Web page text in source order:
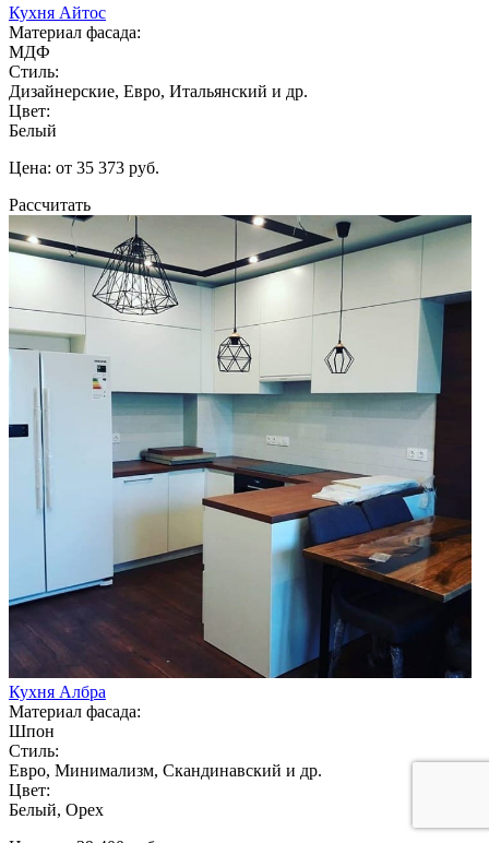
Кухня Айтос
Материал фасада:
МДФ
Стиль:
Дизайнерские, Евро, Итальянский и др.
Цвет:
Белый
Цена: от 35 373 руб.
Рассчитать
Кухня Албра
Материал фасада:
Шпон
Стиль:
Евро, Минимализм, Скандинавский и др.
Цвет:
Белый, Орех